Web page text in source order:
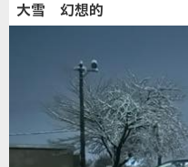
大雪 幻想的